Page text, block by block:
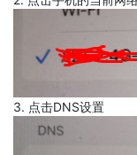
3. 点击DNS设置